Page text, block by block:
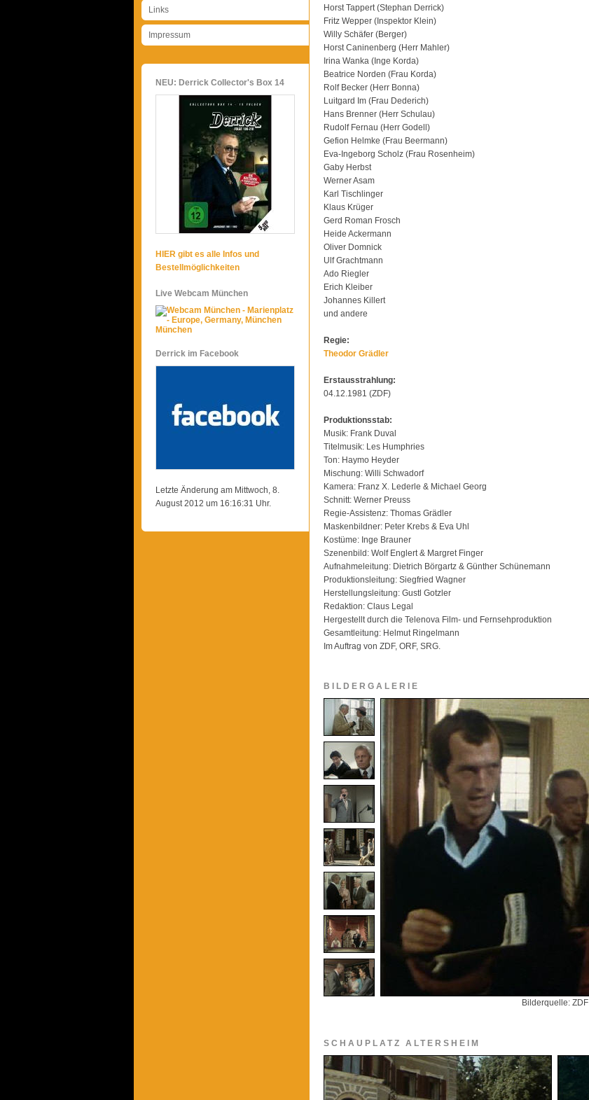
Links
Impressum
NEU: Derrick Collector's Box 14
HIER gibt es alle Infos und
Bestellmöglichkeiten
Live Webcam München
München
Derrick im Facebook
Letzte Änderung am Mittwoch, 8.
August 2012 um 16:16:31 Uhr.
Horst Tappert (Stephan Derrick)
Fritz Wepper (Inspektor Klein)
Willy Schäfer (Berger)
Horst Caninenberg (Herr Mahler)
Irina Wanka (Inge Korda)
Beatrice Norden (Frau Korda)
Rolf Becker (Herr Bonna)
Luitgard Im (Frau Dederich)
Hans Brenner (Herr Schulau)
Rudolf Fernau (Herr Godell)
Gefion Helmke (Frau Beermann)
Eva-Ingeborg Scholz (Frau Rosenheim)
Gaby Herbst
Werner Asam
Karl Tischlinger
Klaus Krüger
Gerd Roman Frosch
Heide Ackermann
Oliver Domnick
Ulf Grachtmann
Ado Riegler
Erich Kleiber
Johannes Killert
und andere
Regie:
Theodor Grädler
Erstausstrahlung:
04.12.1981 (ZDF)
Produktionsstab:
Musik: Frank Duval
Titelmusik: Les Humphries
Ton: Haymo Heyder
Mischung: Willi Schwadorf
Kamera: Franz X. Lederle & Michael Georg
Schnitt: Werner Preuss
Regie-Assistenz: Thomas Grädler
Maskenbildner: Peter Krebs & Eva Uhl
Kostüme: Inge Brauner
Szenenbild: Wolf Englert & Margret Finger
Aufnahmeleitung: Dietrich Börgartz & Günther Schünemann
Produktionsleitung: Siegfried Wagner
Herstellungsleitung: Gustl Gotzler
Redaktion: Claus Legal
Hergestellt durch die Telenova Film- und Fernsehproduktion
Gesamtleitung: Helmut Ringelmann
Im Auftrag von ZDF, ORF, SRG.
BILDERGALERIE
Bilderquelle: ZDF
SCHAUPLATZ ALTERSHEIM